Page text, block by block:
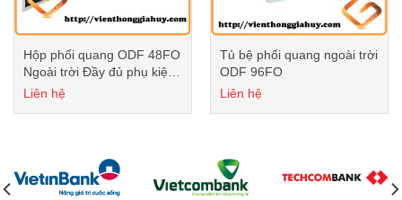
Hộp phối quang ODF 48FO
Ngoài trời Đầy đủ phụ kiện
AR-4819SUOU-1
Liên hệ
Tủ bệ phối quang ngoài trời
ODF 96FO
Liên hệ